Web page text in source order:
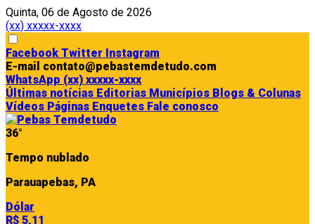
Quinta, 06 de Agosto de 2026
(xx) xxxxx-xxxx
Facebook Twitter Instagram
E-mail contato@pebastemdetudo.com
WhatsApp (xx) xxxxx-xxxx
Últimas notícias Editorias Municípios Blogs & Colunas
Vídeos Páginas Enquetes Fale conosco
36°
Tempo nublado
Parauapebas, PA
Dólar
R$ 5,11